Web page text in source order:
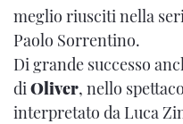
meglio riusciti nella
Paolo Sorrentino.
Di grande successo
di Oliver, nello
interpretato da Luca